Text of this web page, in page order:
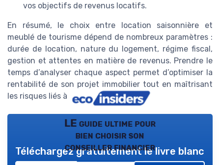
vos objectifs de revenus locatifs.
En résumé, le choix entre location saisonnière et
meublé de tourisme dépend de nombreux paramètres :
durée de location, nature du logement, régime fiscal,
gestion et attentes en matière de revenus. Prendre le
temps d’analyser chaque aspect permet d’optimiser la
rentabilité de son projet immobilier tout en maîtrisant
les risques liés à la location meublée.
LE guide ultime pour
bien choisir son
conseiller financier
Téléchargez gratuitement le livre blanc